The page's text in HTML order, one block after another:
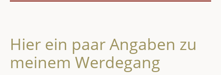
Hier ein paar Angaben zu
meinem Werdegang